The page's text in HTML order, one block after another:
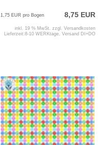
8,75 EUR
1,75 EUR pro Bogen
inkl. 19 % MwSt. zzgl. Versandkosten
Lieferzeit:8-10 WERKtage, Versand DI+DO